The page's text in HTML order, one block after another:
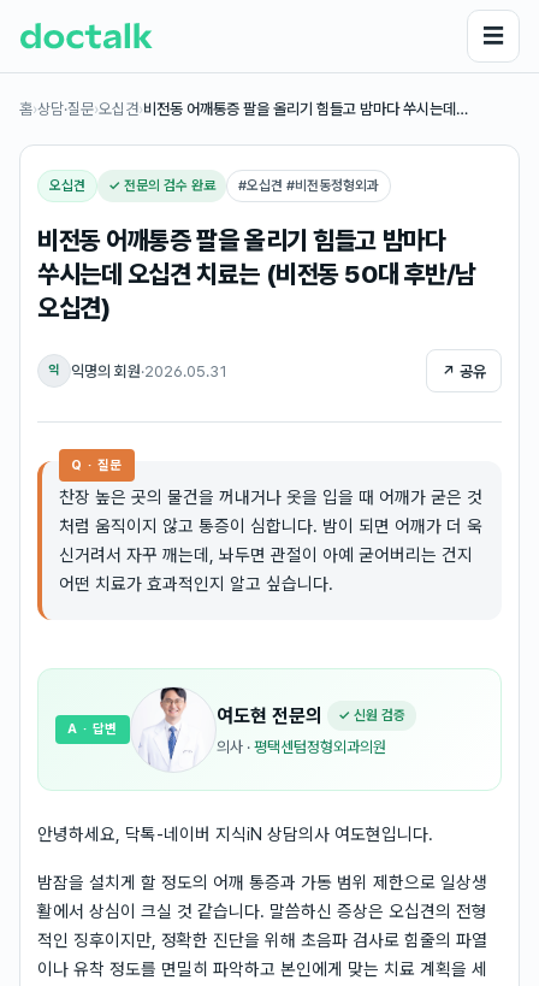
☰
홈›상담·질문›오십견›비전동 어깨통증 팔을 올리기 힘들고 밤마다 쑤시는데…
오십견 ✓ 전문의 검수 완료 #오십견 #비전동정형외과
비전동 어깨통증 팔을 올리기 힘들고 밤마다
쑤시는데 오십견 치료는 (비전동 50대 후반/남
오십견)
익 익명의 회원·2026.05.31 ↗ 공유
Q · 질문
찬장 높은 곳의 물건을 꺼내거나 옷을 입을 때 어깨가 굳은 것
처럼 움직이지 않고 통증이 심합니다. 밤이 되면 어깨가 더 욱
신거려서 자꾸 깨는데, 놔두면 관절이 아예 굳어버리는 건지
어떤 치료가 효과적인지 알고 싶습니다.
여도현 전문의 ✓ 신원 검증
의사 · 평택센텀정형외과의원
A · 답변
안녕하세요, 닥톡-네이버 지식iN 상담의사 여도현입니다.
밤잠을 설치게 할 정도의 어깨 통증과 가동 범위 제한으로 일상생
활에서 상심이 크실 것 같습니다. 말씀하신 증상은 오십견의 전형
적인 징후이지만, 정확한 진단을 위해 초음파 검사로 힘줄의 파열
이나 유착 정도를 면밀히 파악하고 본인에게 맞는 치료 계획을 세